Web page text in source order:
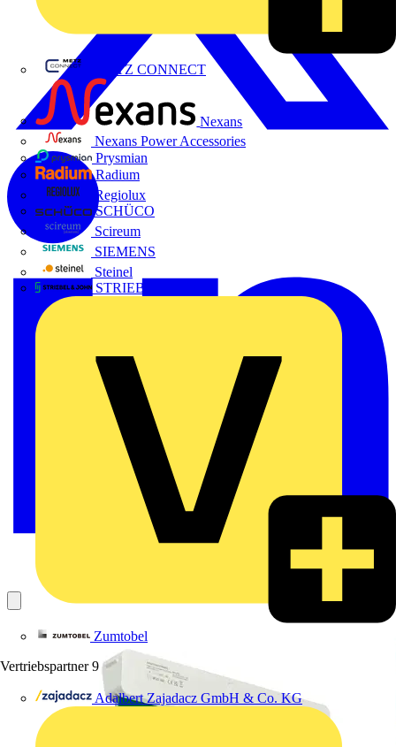
METZ CONNECT
Nexans
Nexans Power Accessories
Prysmian
Radium
Regiolux
SCHÜCO
Scireum
SIEMENS
Steinel
STRIEBEL & JOHN
Zumtobel
Vertriebspartner 9
Adalbert Zajadacz GmbH & Co. KG